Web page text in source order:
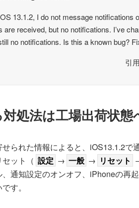
13.1.2, I do not message notifications
are received, but no notifications. I’ve
no notifications. Is this a known bug?
引
処法は工場出荷状
られた情報によると、iOS13.1.2で
ット（ 設定 → 一般 → リセット
通知設定のオンオフ、iPhoneの再
す。